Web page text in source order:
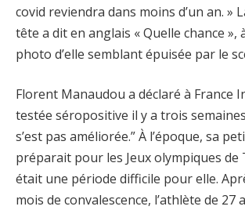
covid reviendra dans moins d’un an. »
tête a dit en anglais « Quelle chance »,
photo d’elle semblant épuisée par le
Florent Manaudou a déclaré à France
testée séropositive il y a trois
s’est pas améliorée.” À l’époque, sa
préparait pour les Jeux olympiques de
était une période difficile pour elle.
mois de convalescence, l’athlète de 27